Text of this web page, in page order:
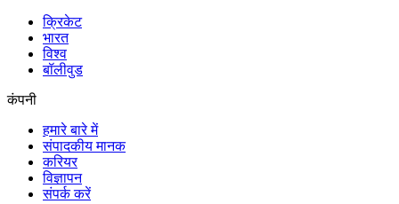
क्रिकेट
भारत
विश्व
बॉलीवुड
कंपनी
हमारे बारे में
संपादकीय मानक
करियर
विज्ञापन
संपर्क करें